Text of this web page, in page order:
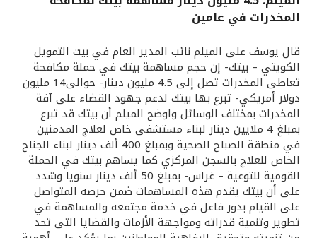
القنوات المصرفية
أدوات وخدمات
خدمات ما بعد البيع
اتصل بنا
مواقع الفروع وأجهزة الصرف الآلي
المخدرات في عامين
قال يوسف على الميلم نائب المدير العام في بيت التمويل
الكويتي – بيتك- إن حجم مساهمة بيتك في حملة مكافحة
تعاطى المخدرات تصل إلى 4.5 مليون دينار- حوالى14 مليون
دولار أمريكي- تبرع بها بيتك لدعم جهود القضاء على آفة
المخدرات بمختلف الوسائل واوضح الميلم أن بيتك قد تبرع
بمبلغ 4 ملايين دينار لبناء مستشفى خاص لعلاج المدمنين
في منطقة الصباح الصحية وبمبلغ 400 ألف دينار لبناء الجناح
الخاص للعلاج بالسجن المركزي كما يساهم بيتك في الحملة
القومية للتوعية – غراس- بمبلغ 50 ألف دينار سنويا وشدد
على أن بيتك يقدم هذه المساهمات ضمن حرصه المتواصل
على القيام بدور فاعل في خدمة مجتمعه والمساهمة في
تطوير وتنمية قدراته ومواجهة الأزمات والقضايا التى تحد